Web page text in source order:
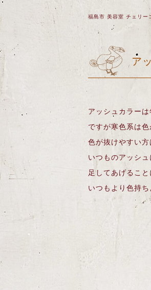
福島市 美容室 チェリー
ア
アッシュカラー
ですが寒色系は
色が抜けやすい方
いつものアッシ
足してあげるこ
いつもより色持